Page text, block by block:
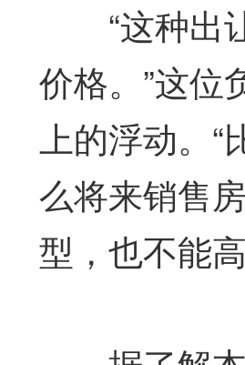
“这种出让
价格。”这位
上的浮动。“
么将来销售
型，也不能